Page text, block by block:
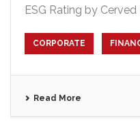
ESG Rating by
CORPORATE
Read More